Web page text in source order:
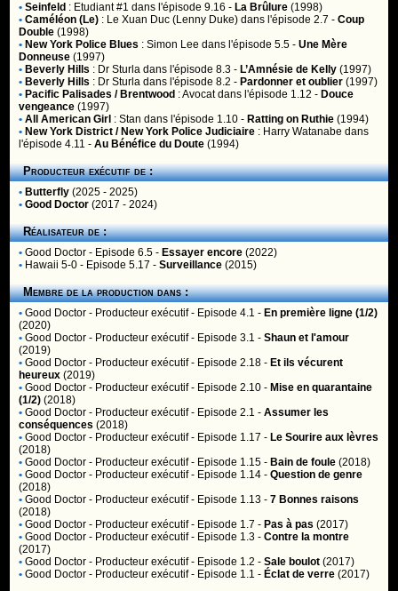
• Seinfeld : Etudiant #1 dans l'épisode 9.16 - La Brûlure (1998)
• Caméléon (Le) : Le Xuan Duc (Lenny Duke) dans l'épisode 2.7 -Coup
Double (1998)
• New York Police Blues :Simon Lee dans l'épisode 5.5 -Une Mère
Donneuse (1997)
• Beverly Hills : Dr Sturla dans l'épisode 8.3 - L’Amnésie de Kelly (1997)
• Beverly Hills : Dr Sturla dans l'épisode 8.2 - Pardonner et oublier (1997)
• Pacific Palisades / Brentwood :Avocatdans l'épisode 1.12 - Douce
vengeance (1997)
• All American Girl :Stan dans l'épisode 1.10 - Ratting on Ruthie (1994)
• New York District / New York Police Judiciaire : Harry Watanabe dans
l'épisode 4.11 -Au Bénéfice du Doute (1994)
Producteur exécutif de :
• Butterfly (2025 - 2025)
• Good Doctor (2017 - 2024)
Réalisateur de :
• Good Doctor - Episode 6.5 - Essayer encore (2022)
• Hawaii 5-0 - Episode 5.17 -Surveillance (2015)
Membre de la production dans :
• Good Doctor - Producteur exécutif - Episode 4.1 - En première ligne (1/2)
(2020)
• Good Doctor - Producteur exécutif - Episode 3.1 -Shaun et l'amour
(2019)
• Good Doctor - Producteur exécutif - Episode 2.18 - Et ils vécurent
heureux (2019)
• Good Doctor - Producteur exécutif - Episode 2.10 - Mise en quarantaine
(1/2) (2018)
• Good Doctor - Producteur exécutif - Episode 2.1 -Assumer les
conséquences (2018)
• Good Doctor - Producteur exécutif - Episode 1.17 - Le Sourire aux lèvres
(2018)
• Good Doctor - Producteur exécutif - Episode 1.15 - Bain de foule (2018)
• Good Doctor - Producteur exécutif - Episode 1.14 -Question de genre
(2018)
• Good Doctor - Producteur exécutif - Episode 1.13 -7 Bonnes raisons
(2018)
• Good Doctor - Producteur exécutif - Episode 1.7 - Pas à pas (2017)
• Good Doctor - Producteur exécutif - Episode 1.3 -Contre la montre
(2017)
• Good Doctor - Producteur exécutif - Episode 1.2 -Sale boulot (2017)
• Good Doctor - Producteur exécutif - Episode 1.1 - Éclat de verre (2017)